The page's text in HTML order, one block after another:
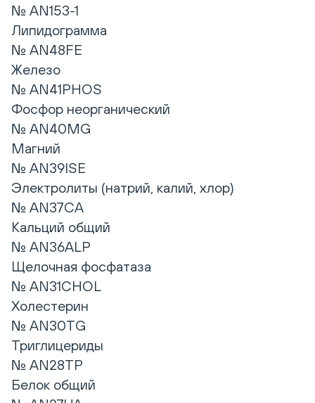
№ AN153-1
Липидограмма
№ AN48FE
Железо
№ AN41PHOS
Фосфор неорганический
№ AN40MG
Магний
№ AN39ISE
Электролиты (натрий, калий, хлор)
№ AN37CA
Кальций общий
№ AN36ALP
Щелочная фосфатаза
№ AN31CHOL
Холестерин
№ AN30TG
Триглицериды
№ AN28TP
Белок общий